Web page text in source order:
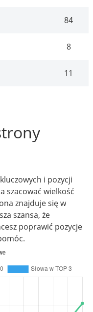
84
8
11
i pozycji
szacować wielkość
znajduje się w
szansa, że
poprawić pozycje